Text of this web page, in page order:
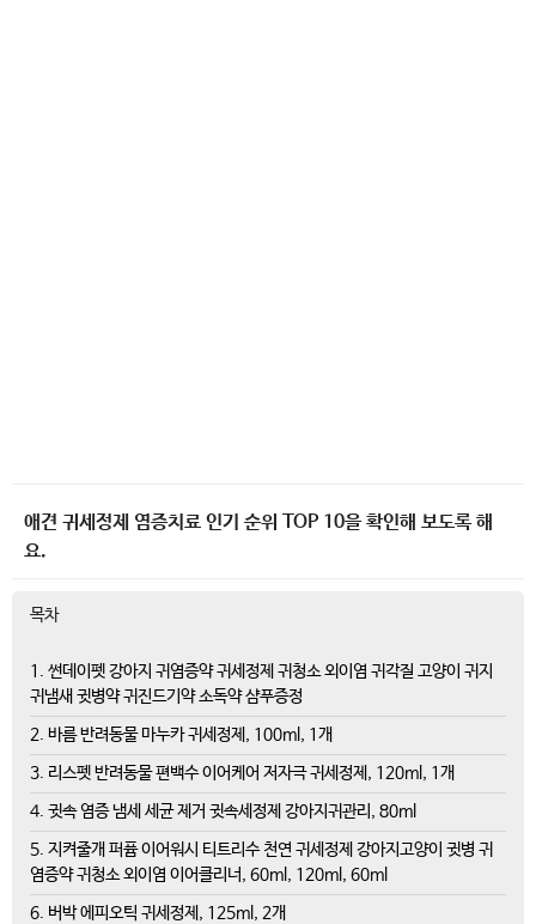
애견 귀세정제 염증치료 인기 순위 TOP 10을 확인해 보도록 해
요.
목차
1. 썬데이펫 강아지 귀염증약 귀세정제 귀청소 외이염 귀각질 고양이 귀지
귀냄새 귓병약 귀진드기약 소독약 샴푸증정
2. 바름 반려동물 마누카 귀세정제, 100ml, 1개
3. 리스펫 반려동물 편백수 이어케어 저자극 귀세정제, 120ml, 1개
4. 귓속 염증 냄세 세균 제거 귓속세정제 강아지귀관리, 80ml
5. 지켜줄개 퍼퓸 이어워시 티트리수 천연 귀세정제 강아지고양이 귓병 귀
염증약 귀청소 외이염 이어클리너, 60ml, 120ml, 60ml
6. 버박 에피오틱 귀세정제, 125ml, 2개